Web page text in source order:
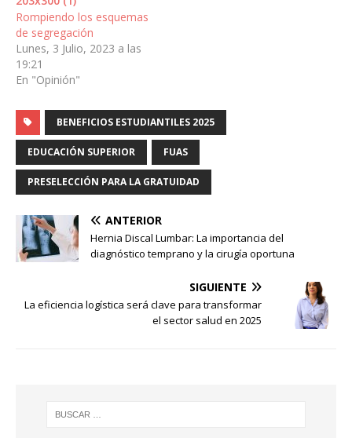
Rompiendo los esquemas
de segregación
Lunes, 3 Julio, 2023 a las
19:21
En "Opinión"
BENEFICIOS ESTUDIANTILES 2025
EDUCACIÓN SUPERIOR FUAS
PRESELECCIÓN PARA LA GRATUIDAD
ANTERIOR
Hernia Discal Lumbar: La importancia del
diagnóstico temprano y la cirugía oportuna
SIGUIENTE
La eficiencia logística será clave para transformar
el sector salud en 2025